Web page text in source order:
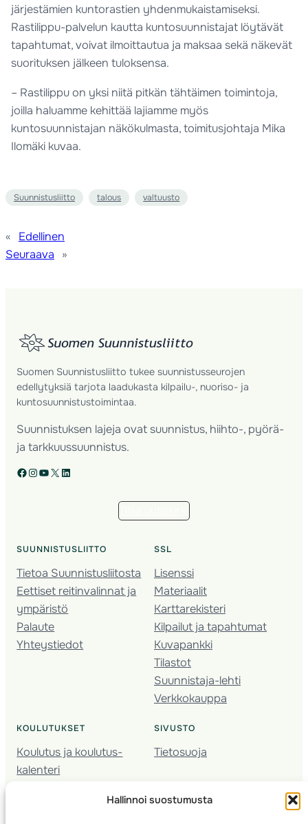
Hallinnoi suostumusta
järjestämien kuntorastien yhdenmukaistamiseksi.
Rastilippu-palvelun kautta kuntosuunnistajat löytävät
tapahtumat, voivat ilmoittautua ja maksaa sekä näkevät
suorituksen jälkeen tuloksensa.
– Rastilippu on yksi niitä pitkän tähtäimen toimintoja,
joilla haluamme kehittää lajiamme myös
kuntosuunnistajan näkökulmasta, toimitusjohtaja Mika
Ilomäki kuvaa.
Suunnistusliitto talous valtuusto
«
Edellinen
Seuraava
»
Suomen Suunnistusliitto tukee suunnistusseurojen
edellytyksiä tarjota laadukasta kilpailu-, nuoriso- ja
kuntosuunnistustoimintaa.
Suunnistuksen lajeja ovat suunnistus, hiihto-, pyörä-
ja tarkkuussuunnistus.
Facebook Instagram YouTube X LinkedIn
SUUNNISTUSLIITTO
Tietoa Suunnistusliitosta
Eettiset reitinvalinnat ja
ympäristö
Palaute
Yhteystiedot
SSL
Lisenssi
Materiaalit
Karttarekisteri
Kilpailut ja tapahtumat
Kuvapankki
Tilastot
Suunnistaja-lehti
Verkkokauppa
KOULUTUKSET
Koulutus ja koulutus­
kalenteri
Seura­kehittäminen
SIVUSTO
Tietosuoja